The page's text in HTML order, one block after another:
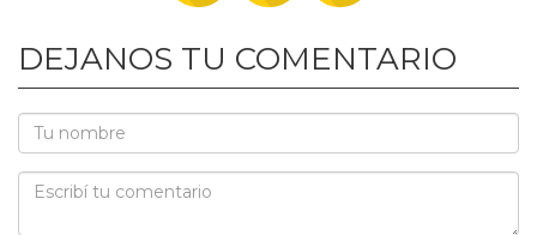
DEJANOS TU COMENTARIO